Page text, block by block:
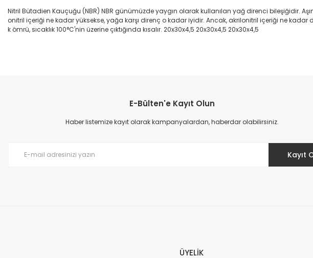
Nitril Bütadien Kauçuğu (NBR) NBR günümüzde yaygın olarak kullanılan yağ direnci bileşiğidir.
onitril içeriği ne kadar yüksekse, yağa karşı direnç o kadar iyidir. Ancak, akrilonitril içeriği ne kadar
k ömrü, sıcaklık 100°C'nin üzerine çıktığında kısalır. 20x30x4,5 20x30x4,5 20x30x4,5
Ürün resmi kalitesiz, bozuk veya görüntülenemiyor.
Ürün açıklamasında eksik bilgiler bulunuyor.
E-Bülten'e Kayıt Olun
Haber listemize kayıt olarak kampanyalardan, haberdar olabilirsiniz.
Kayıt
ÜYELİK